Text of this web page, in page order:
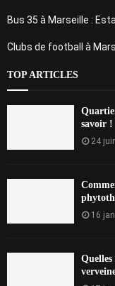
Bus 35 à Marseille :
Clubs de football à
TOP ARTICLES
savoir !
24
16
Quelles